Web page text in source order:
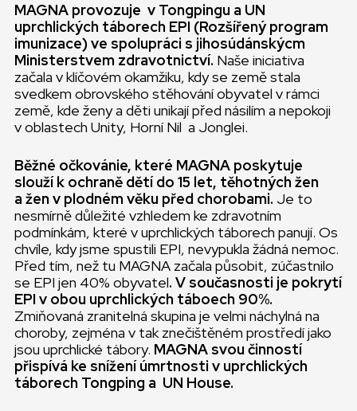
MAGNA provozuje v Tongpingu a UN
uprchlických táborech EPI (Rozšířený program
imunizace) ve spolupráci s jihosúdánskýcm
Ministerstvem zdravotnictví. Naše iniciativa
začala v klíčovém okamžiku, kdy se země stala
svedkem obrovského stěhování obyvatel v rámci
země, kde ženy a děti unikají před násilím a nepokoji
v oblastech Unity, Horní Nil a Jonglei.
Běžné očkovánie, které MAGNA poskytuje
slouží k ochraně dětí do 15 let, těhotných žen
a žen v plodném věku před chorobami. Je to
nesmírně důležité vzhledem ke zdravotním
podmínkám, které v uprchlických táborech panují. Os
chvíle, kdy jsme spustili EPI, nevypukla žádná nemoc.
Před tím, než tu MAGNA začala působit, zúčastnilo
se EPI jen 40% obyvatel. V současnosti je pokrytí
EPI v obou uprchlických táboech 90%.
Zmiňovaná zranitelná skupina je velmi náchylná na
choroby, zejména v tak znečištěném prostředí jako
jsou uprchlické tábory. MAGNA svou činností
přispívá ke snížení úmrtnosti v uprchlických
táborech Tongping a UN House.